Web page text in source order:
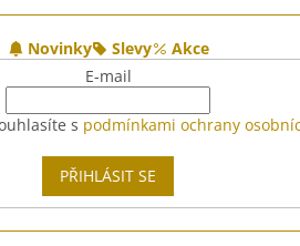
Novinky Slevy
Akce
E-mail
s podmínkami ochrany
PŘIHLÁSIT SE